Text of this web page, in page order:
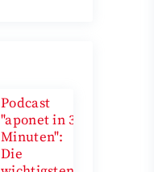
Podcast
"aponet in 3
Minuten":
Die